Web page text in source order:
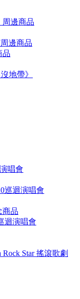
周邊商品
邊商品
品
地帶》
唱會
巡迴演唱會
商品
迴演唱會
Star 搖滾歌劇